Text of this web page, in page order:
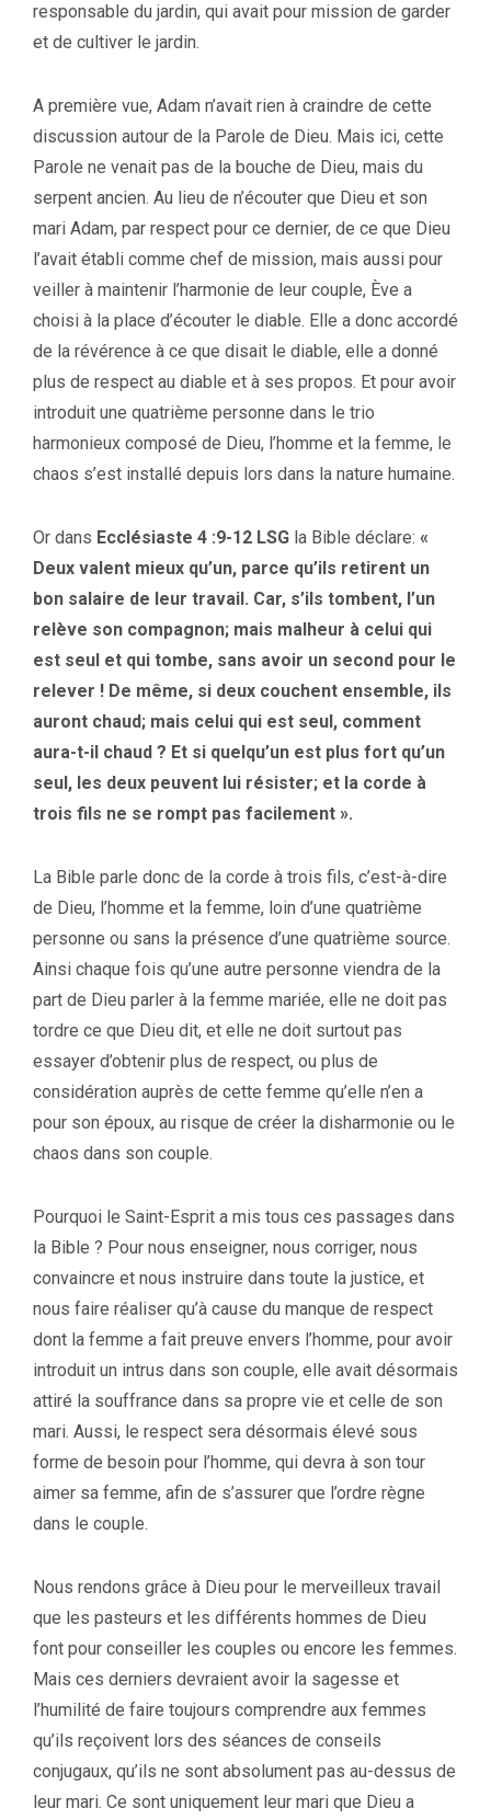
responsable du jardin, qui avait pour mission de garder
et de cultiver le jardin.
A première vue, Adam n’avait rien à craindre de cette
discussion autour de la Parole de Dieu. Mais ici, cette
Parole ne venait pas de la bouche de Dieu, mais du
serpent ancien. Au lieu de n’écouter que Dieu et son
mari Adam, par respect pour ce dernier, de ce que Dieu
l’avait établi comme chef de mission, mais aussi pour
veiller à maintenir l’harmonie de leur couple, Ève a
choisi à la place d’écouter le diable. Elle a donc accordé
de la révérence à ce que disait le diable, elle a donné
plus de respect au diable et à ses propos. Et pour avoir
introduit une quatrième personne dans le trio
harmonieux composé de Dieu, l’homme et la femme, le
chaos s’est installé depuis lors dans la nature humaine.
Or dans Ecclésiaste 4 :9-12 LSG la Bible déclare: «
Deux valent mieux qu’un, parce qu’ils retirent un
bon salaire de leur travail. Car, s’ils tombent, l’un
relève son compagnon; mais malheur à celui qui
est seul et qui tombe, sans avoir un second pour le
relever ! De même, si deux couchent ensemble, ils
auront chaud; mais celui qui est seul, comment
aura-t-il chaud ? Et si quelqu’un est plus fort qu’un
seul, les deux peuvent lui résister; et la corde à
trois fils ne se rompt pas facilement ».
La Bible parle donc de la corde à trois fils, c’est-à-dire
de Dieu, l’homme et la femme, loin d’une quatrième
personne ou sans la présence d’une quatrième source.
Ainsi chaque fois qu’une autre personne viendra de la
part de Dieu parler à la femme mariée, elle ne doit pas
tordre ce que Dieu dit, et elle ne doit surtout pas
essayer d’obtenir plus de respect, ou plus de
considération auprès de cette femme qu’elle n’en a
pour son époux, au risque de créer la disharmonie ou le
chaos dans son couple.
Pourquoi le Saint-Esprit a mis tous ces passages dans
la Bible ? Pour nous enseigner, nous corriger, nous
convaincre et nous instruire dans toute la justice, et
nous faire réaliser qu’à cause du manque de respect
dont la femme a fait preuve envers l’homme, pour avoir
introduit un intrus dans son couple, elle avait désormais
attiré la souffrance dans sa propre vie et celle de son
mari. Aussi, le respect sera désormais élevé sous
forme de besoin pour l’homme, qui devra à son tour
aimer sa femme, afin de s’assurer que l’ordre règne
dans le couple.
Nous rendons grâce à Dieu pour le merveilleux travail
que les pasteurs et les différents hommes de Dieu
font pour conseiller les couples ou encore les femmes.
Mais ces derniers devraient avoir la sagesse et
l’humilité de faire toujours comprendre aux femmes
qu’ils reçoivent lors des séances de conseils
conjugaux, qu’ils ne sont absolument pas au-dessus de
leur mari. Ce sont uniquement leur mari que Dieu a